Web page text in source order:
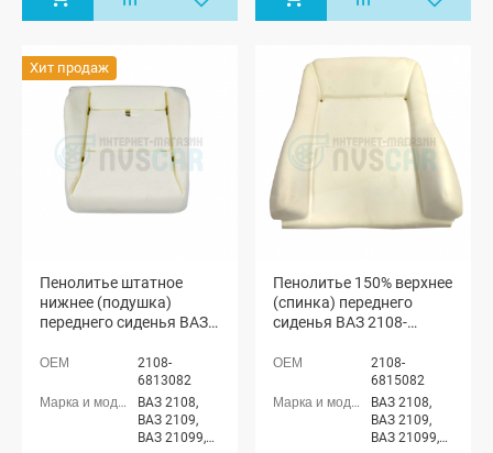
21213-214)
Лада Нива
4x4 (Урбан)
3-х дверная,
Лада Нива
(ВАЗ 2131) 5-
дверная,
Лада Нива
5-дверная,
Лада Нива
Хит продаж
Пенолитье штатное
нижнее (подушка)
переднего сиденья ВАЗ
Лада Нива 4х4 (до 2020
2108-
6813082
ВАЗ 2108,
ВАЗ 2109,
ВАЗ 21099,
Пенолитье 150% верхнее
(спинка) переднего
сиденья ВАЗ 2108-
Нива 4х4 (до 2020 г.)
2108-
6815082
ВАЗ 2108,
ВАЗ 2109,
ВАЗ 21099,